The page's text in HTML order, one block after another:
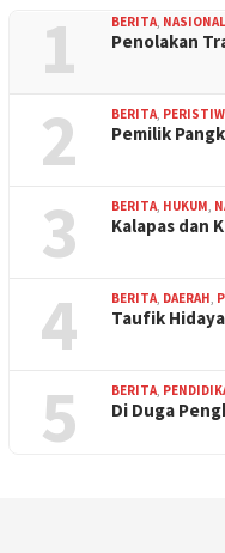
1 BERITA NASIONAL
Penolakan
2 BERITA
Pemilik
3 BERITA HUKUM
Kalapas dan
4 BERITA DAERAH
Taufik
5 BERITA
Di Duga